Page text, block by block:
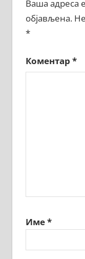
Ваша адреса
објављена.
*
Коментар *
Име*